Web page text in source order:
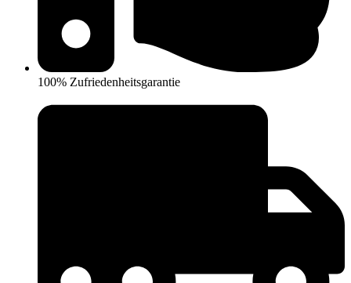
100% Zufriedenheitsgarantie